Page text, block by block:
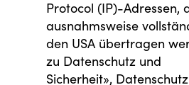
Protocol (IP)-Adressen,
ausnahmsweise
den USA übertragen
zu Datenschutz und
Sicherheit»,